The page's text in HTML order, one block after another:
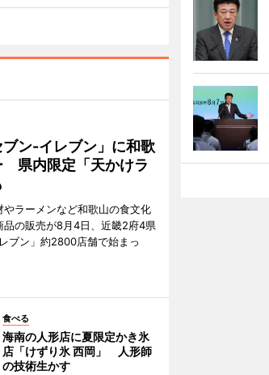
ン-イレブン」に和歌
県内限定「天かけラ
やラーメンなど和歌山の食文化
品の販売が8月4日、近畿2府4県
ブン」約2800店舗で始まっ
食べる
海南の人形店に夏限定かき氷
店「けずり氷 西岡」 人形師
の技術生かす